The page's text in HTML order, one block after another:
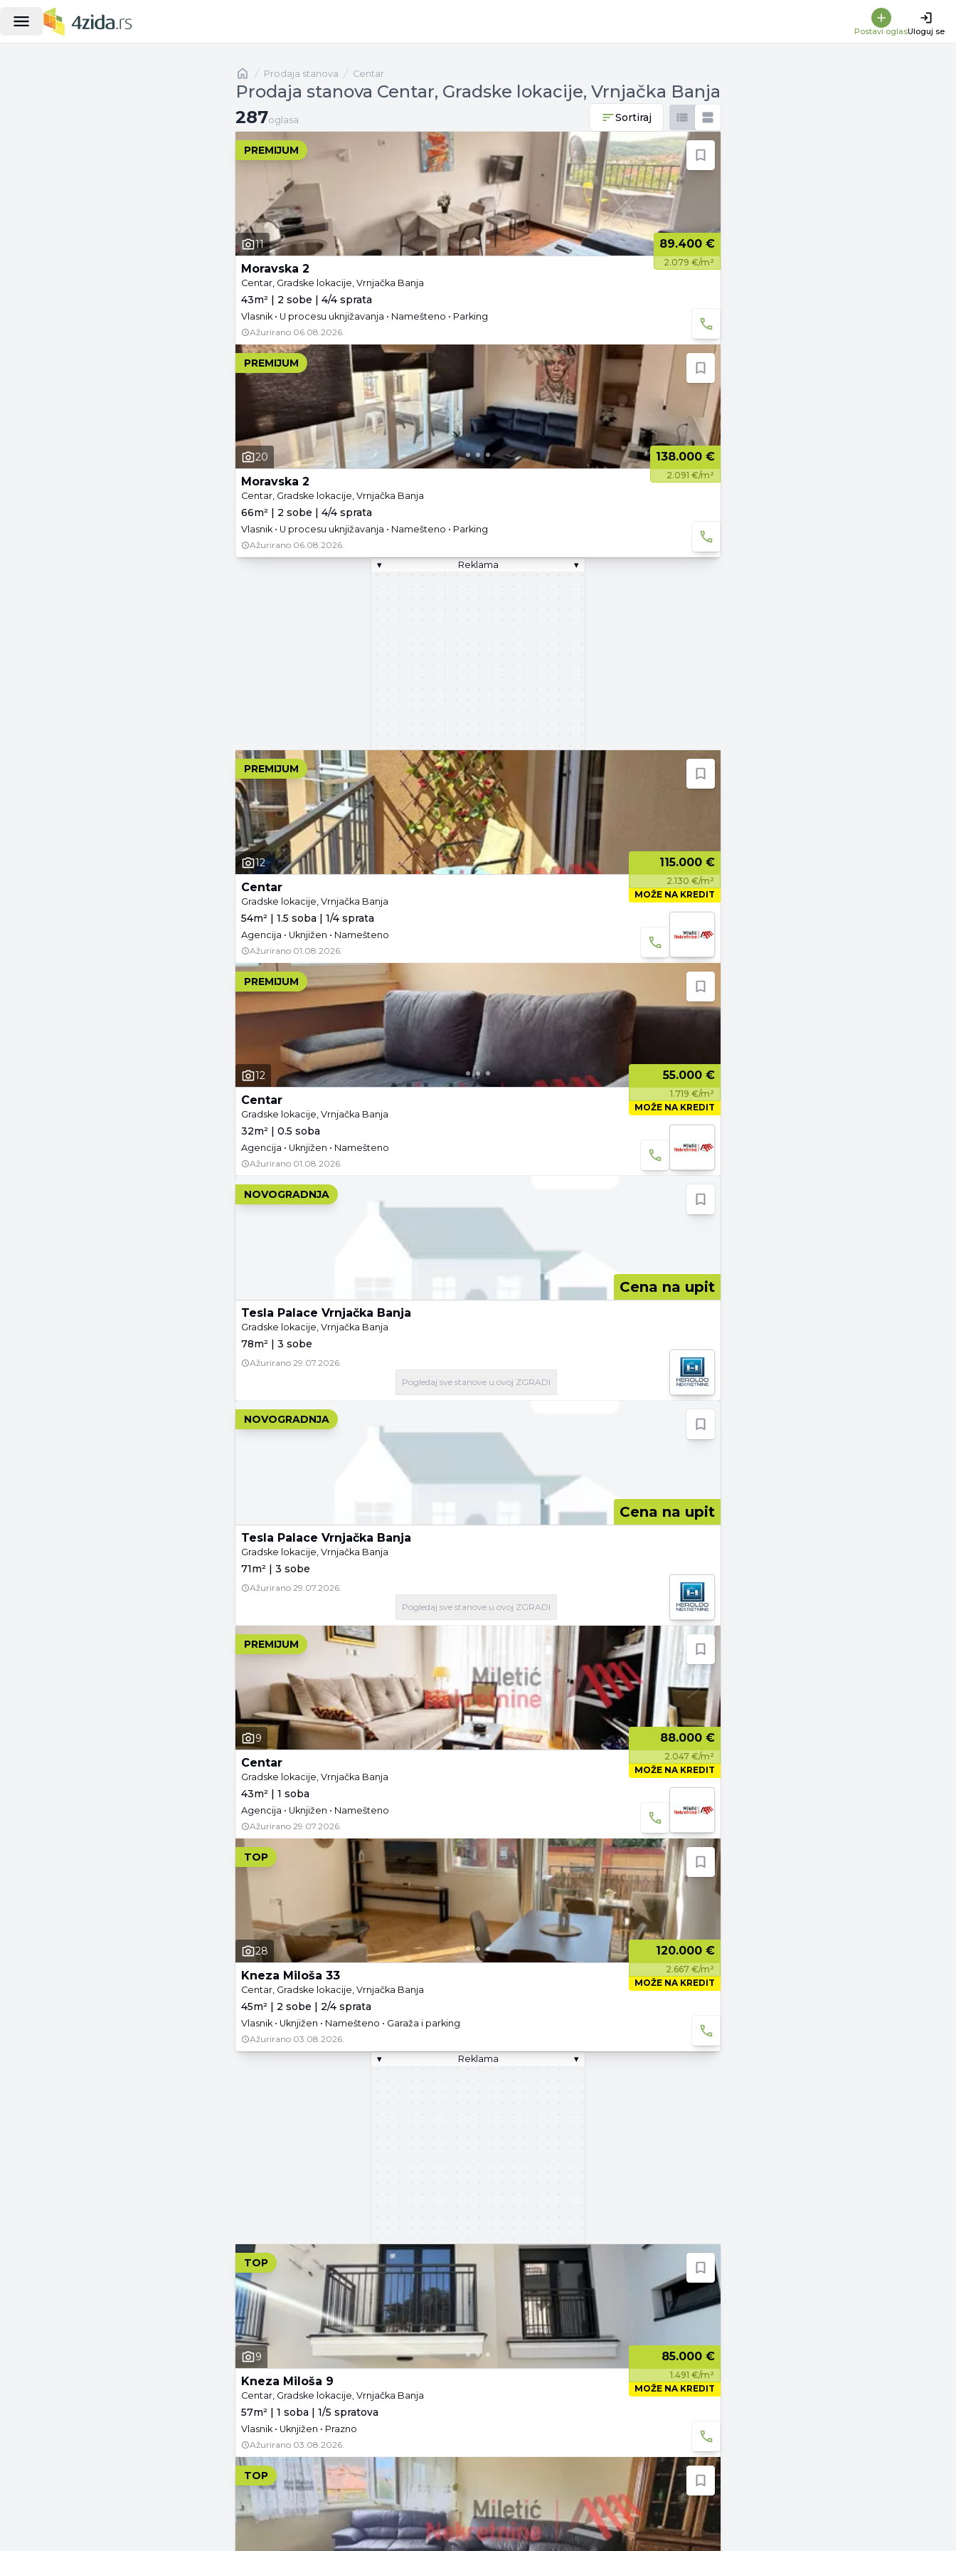
Postavi oglasUloguj se
Naslovnaprodaja stanova Centar
Prodaja stanova Centar, Gradske lokacije, Vrnjačka Banja
287 oglasa
287oglasa Sortiraj
PREMIJUM
11 89.400 €
2.079 €/m²
Moravska 2
Centar, Gradske lokacije, Vrnjačka Banja
43m² | 2 sobe | 4/4 sprata
Vlasnik • U procesu uknjižavanja • Namešteno • Parking
Ažurirano 06.08.2026.
PREMIJUM
20 138.000 €
2.091 €/m²
Moravska 2
Centar, Gradske lokacije, Vrnjačka Banja
66m² | 2 sobe | 4/4 sprata
Vlasnik • U procesu uknjižavanja • Namešteno • Parking
Ažurirano 06.08.2026.
▾
Reklama ▾
PREMIJUM
12 115.000 €
2.130 €/m²
MOŽE NA KREDIT
Centar
Gradske lokacije, Vrnjačka Banja
54m² | 1.5 soba | 1/4 sprata
Agencija • Uknjižen • Namešteno
Ažurirano 01.08.2026.
PREMIJUM
12 55.000 €
1.719 €/m²
MOŽE NA KREDIT
Centar
Gradske lokacije, Vrnjačka Banja
32m² | 0.5 soba
Agencija • Uknjižen • Namešteno
Ažurirano 01.08.2026.
NOVOGRADNJA
Cena na upit
Tesla Palace Vrnjačka Banja
Gradske lokacije, Vrnjačka Banja
78m² | 3 sobe
Ažurirano 29.07.2026.
Pogledaj sve stanove u ovoj ZGRADI
NOVOGRADNJA
Cena na upit
Tesla Palace Vrnjačka Banja
Gradske lokacije, Vrnjačka Banja
71m² | 3 sobe
Ažurirano 29.07.2026.
Pogledaj sve stanove u ovoj ZGRADI
PREMIJUM
9 88.000 €
2.047 €/m²
MOŽE NA KREDIT
Centar
Gradske lokacije, Vrnjačka Banja
43m² | 1 soba
Agencija • Uknjižen • Namešteno
Ažurirano 29.07.2026.
TOP
28 120.000 €
2.667 €/m²
MOŽE NA KREDIT
Kneza Miloša 33
Centar, Gradske lokacije, Vrnjačka Banja
45m² | 2 sobe | 2/4 sprata
Vlasnik • Uknjižen • Namešteno • Garaža i parking
Ažurirano 03.08.2026.
▾
Reklama ▾
TOP
9 85.000 €
1.491 €/m²
MOŽE NA KREDIT
Kneza Miloša 9
Centar, Gradske lokacije, Vrnjačka Banja
57m² | 1 soba | 1/5 spratova
Vlasnik • Uknjižen • Prazno
Ažurirano 03.08.2026.
TOP